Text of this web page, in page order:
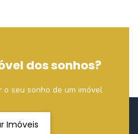
dos sonhos?
seu sonho de um imóvel
Imóveis